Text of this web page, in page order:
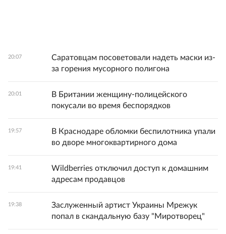
20:07
Саратовцам посоветовали надеть маски из-
за горения мусорного полигона
20:01
В Британии женщину-полицейского
покусали во время беспорядков
19:57
В Краснодаре обломки беспилотника упали
во дворе многоквартирного дома
19:41
Wildberries отключил доступ к домашним
адресам продавцов
19:38
Заслуженный артист Украины Мрежук
попал в скандальную базу "Миротворец"